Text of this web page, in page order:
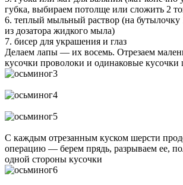
губка, выбираем потолще или сложить 2
6. теплый мыльный раствор (на
из дозатора жидкого мыла)
7. бисер для украшения и глаз
Делаем лапы — их восемь. Отрезаем
кусочки проволоки и одинаковые кусочки
С каждым отрезанным куском шерсти
операцию — берем прядь, разрываем ее,
одной стороны кусочки